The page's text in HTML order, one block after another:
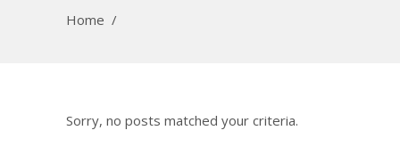
Home /
Sorry, no posts matched your criteria.